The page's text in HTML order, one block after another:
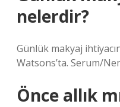
nelerdir?
Günlük makyaj
Watsons’ta. Serum/
Önce allık